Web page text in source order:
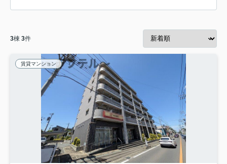
3棟 3件
賃貸マンション